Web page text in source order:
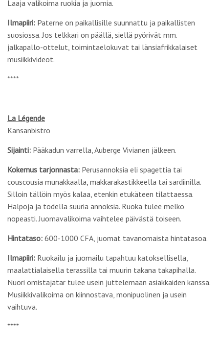
Laaja valikoima ruokia ja juomia.
Ilmapiiri: Paterne on paikallisille suunnattu ja paikallisten
suosiossa. Jos telkkari on päällä, siellä pyörivät mm.
jalkapallo-ottelut, toimintaelokuvat tai länsiafrikkalaiset
musiikkivideot.
****
La Légende
Kansanbistro
Sijainti: Pääkadun varrella, Auberge Vivianen jälkeen.
Kokemus tarjonnasta: Perusannoksia eli spagettia tai
couscousia munakkaalla, makkarakastikkeella tai sardiinilla.
Silloin tällöin myös kalaa, etenkin etukäteen tilattaessa.
Halpoja ja todella suuria annoksia. Ruoka tulee melko
nopeasti. Juomavalikoima vaihtelee päivästä toiseen.
Hintataso: 600-1000 CFA, juomat tavanomaista hintatasoa.
Ilmapiiri: Ruokailu ja juomailu tapahtuu katoksellisella,
maalattialaisella terassilla tai muurin takana takapihalla.
Nuori omistajatar tulee usein juttelemaan asiakkaiden kanssa.
Musiikkivalikoima on kiinnostava, monipuolinen ja usein
vaihtuva.
****